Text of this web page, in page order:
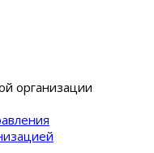
организации